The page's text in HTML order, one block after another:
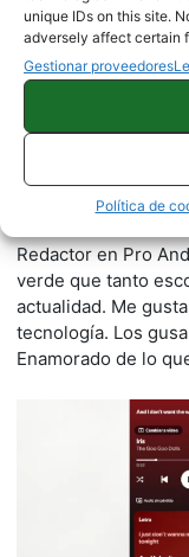
unique IDs on this site.
adversely affect certain
Gestionar proveedores
Política de
Quelian
11059 artículos
Redactor en Pro
verde que tanto
actualidad. Me
tecnología. Los
Enamorado de lo